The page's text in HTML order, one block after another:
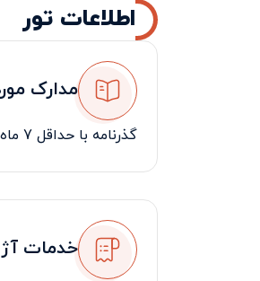
اطلاعات تور
مدارک
گذرنامه با حداقل 7 ماه اعتبار
خدمات